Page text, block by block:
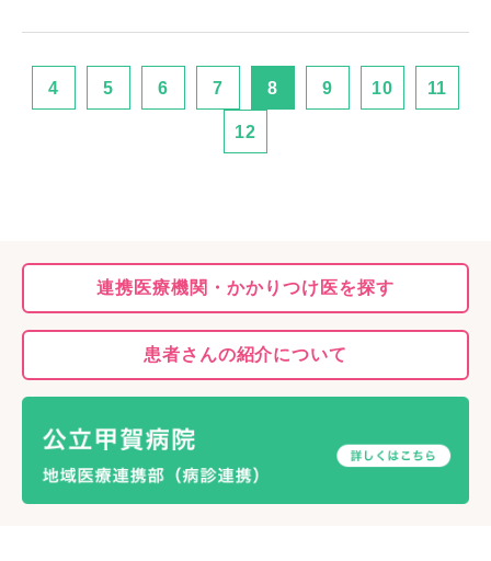
4 5 6 7 8 9 10 11
12
連携医療機関・かかりつけ医を探す
患者さんの紹介について